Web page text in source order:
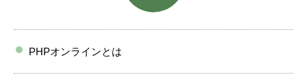
PHPオンラインとは